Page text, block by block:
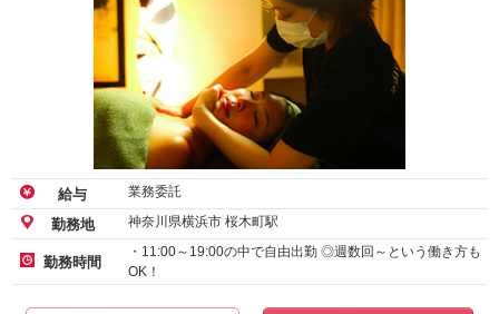
給与 業務委託
勤務地 神奈川県横浜市 桜木町駅
勤務時間
・11:00～19:00の中で自由出勤 ◎週数回～という働き方も
OK！